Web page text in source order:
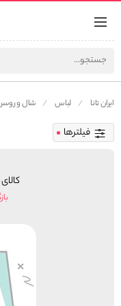
ایران تانا لباس شال و
فیلترها